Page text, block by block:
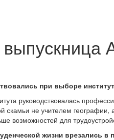
при выборе
руководствовалась
скамьи не учителем
возможностей для
жизни врезались в